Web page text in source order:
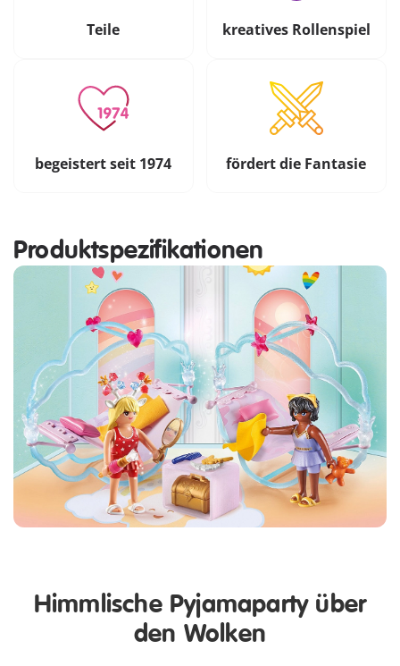
Teile kreatives Rollenspiel
begeistert seit 1974 fördert die Fantasie
Produktspezifikationen
Himmlische Pyjamaparty über
den Wolken